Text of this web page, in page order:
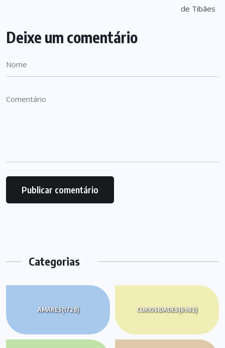
Deixe um comentário
Categorias
AMARES(1728) CURIOSIDADES(6982)